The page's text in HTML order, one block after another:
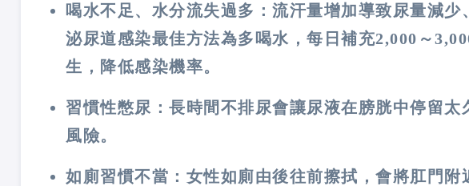
喝水不足、水分流失過多 ：流汗量增加導致尿量減
泌尿道感染最佳方法為多喝水，每日補充2,000～
生，降低感染機率。
習慣性憋尿 ：長時間不排尿會讓尿液在膀胱中停留
風險。
如廁習慣不當 ：女性如廁由後往前擦拭，會將肛門